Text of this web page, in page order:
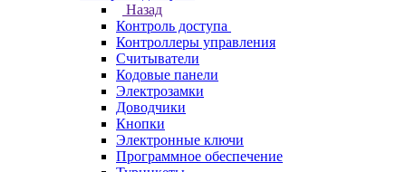
Назад
Контроль доступа
Контроллеры управления
Считыватели
Кодовые панели
Электрозамки
Доводчики
Кнопки
Электронные ключи
Программное обеспечение